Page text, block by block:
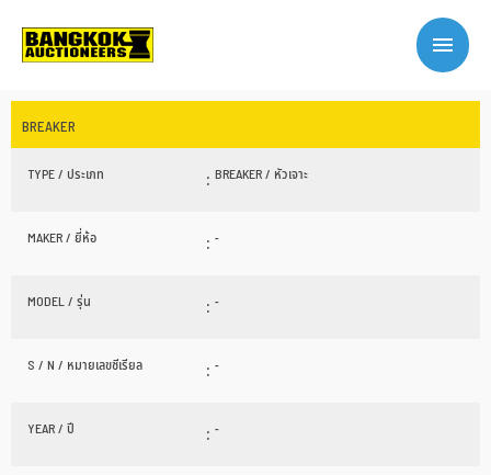
BREAKER
TYPE / ประเภท : BREAKER / หัวเจาะ
MAKER / ยี่ห้อ : -
MODEL / รุ่น : -
S / N / หมายเลขซีเรียล : -
YEAR / ปี : -